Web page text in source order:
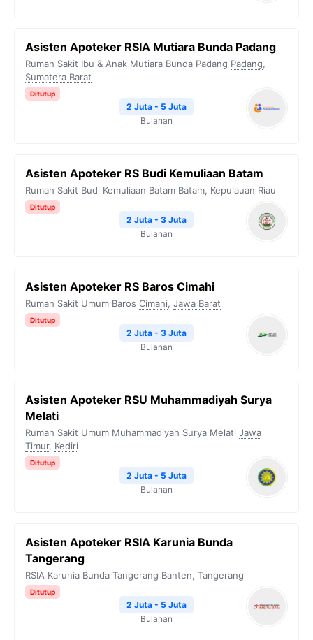
Asisten Apoteker RSIA Mutiara Bunda Padang
Rumah Sakit Ibu & Anak Mutiara Bunda Padang Padang,
Sumatera Barat
Ditutup
2 Juta - 5 Juta
Bulanan
Asisten Apoteker RS Budi Kemuliaan Batam
Rumah Sakit Budi Kemuliaan Batam Batam, Kepulauan Riau
Ditutup
2 Juta - 3 Juta
Bulanan
Asisten Apoteker RS Baros Cimahi
Rumah Sakit Umum Baros Cimahi, Jawa Barat
Ditutup
2 Juta - 3 Juta
Bulanan
Asisten Apoteker RSU Muhammadiyah Surya
Melati
Rumah Sakit Umum Muhammadiyah Surya Melati Jawa
Timur, Kediri
Ditutup
2 Juta - 5 Juta
Bulanan
Asisten Apoteker RSIA Karunia Bunda
Tangerang
RSIA Karunia Bunda Tangerang Banten, Tangerang
Ditutup
2 Juta - 5 Juta
Bulanan